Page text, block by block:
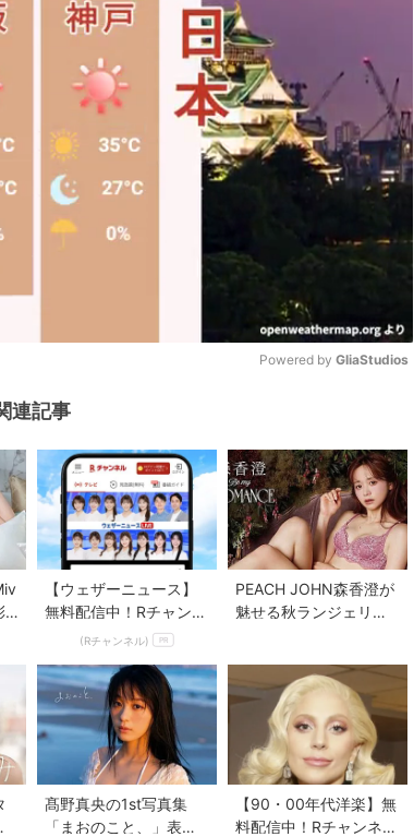
Powered by GliaStudios
連記事
【ウェザーニュース】
無料配信中！Rチャンネ
ルなら登録不要！
(Rチャンネル) PR
PEACH JOHN森香澄が
魅せる秋ランジェリー
髙野真央の1st写真集
「まおのこと、」表紙
【90・00年代洋楽】無
料配信中！Rチャンネル